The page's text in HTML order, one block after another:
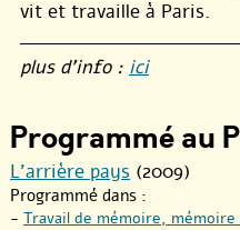
vit et travaille à Paris.
plus d’info : ici
Programmé au
L’arrière pays (2009)
Programmé dans :
- Travail de mémoire, mémoire